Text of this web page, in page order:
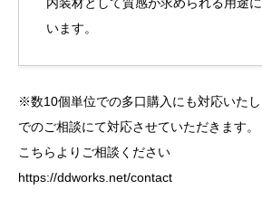
います。
※数10個単位での多口購入にも対応いた
でのご相談にて対応させていただきます。
こちらよりご相談ください
https://ddworks.net/contact